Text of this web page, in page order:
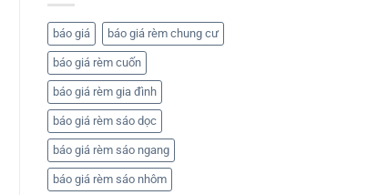
báo giá báo giá rèm chung cư
báo giá rèm cuốn
báo giá rèm gia đình
báo giá rèm sáo dọc
báo giá rèm sáo ngang
báo giá rèm sáo nhôm